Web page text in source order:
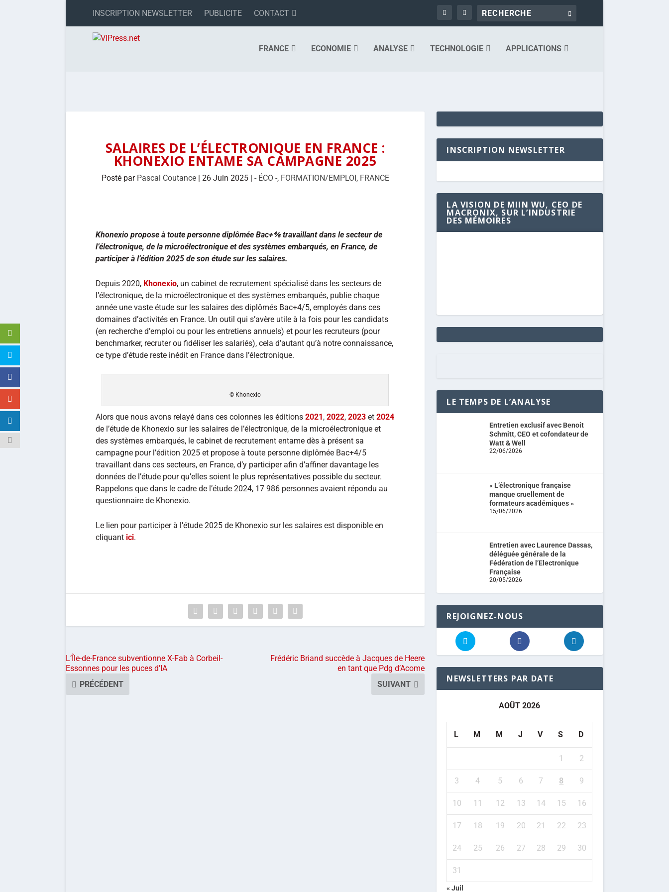
INSCRIPTION NEWSLETTER PUBLICITE CONTACT
FRANCE ECONOMIE ANALYSE TECHNOLOGIE APPLICATIONS
SALAIRES DE L’ÉLECTRONIQUE EN FRANCE :
KHONEXIO ENTAME SA CAMPAGNE 2025
Posté par Pascal Coutance| 26 Juin 2025| - ÉCO -, FORMATION/EMPLOI, FRANCE
Khonexio propose à toute personne diplômée Bac+⅘ travaillant dans le secteur de
l’électronique, de la microélectronique et des systèmes embarqués, en France, de
participer à l’édition 2025 de son étude sur les salaires.
Depuis 2020, Khonexio, un cabinet de recrutement spécialisé dans les secteurs de
l’électronique, de la microélectronique et des systèmes embarqués, publie chaque
année une vaste étude sur les salaires des diplômés Bac+4/5, employés dans ces
domaines d’activités en France. Un outil qui s’avère utile à la fois pour les candidats
(en recherche d’emploi ou pour les entretiens annuels) et pour les recruteurs (pour
benchmarker, recruter ou fidéliser les salariés), cela d’autant qu’à notre connaissance,
ce type d’étude reste inédit en France dans l’électronique.
© Khonexio
Alors que nous avons relayé dans ces colonnes les éditions 2021 , 2022, 2023 et 2024
de l’étude de Khonexio sur les salaires de l’électronique, de la microélectronique et
des systèmes embarqués, le cabinet de recrutement entame dès à présent sa
campagne pour l’édition 2025 et propose à toute personne diplômée Bac+4/5
travaillant dans ces secteurs, en France, d’y participer afin d’affiner davantage les
données de l’étude pour qu’elles soient le plus représentatives possible du secteur.
Rappelons que dans le cadre de l’étude 2024, 17 986 personnes avaient répondu au
questionnaire de Khonexio.
Le lien pour participer à l’étude 2025 de Khonexio sur les salaires est disponible en
cliquant ici.
L’Île-de-France subventionne X-Fab à Corbeil-
Essonnes pour les puces d’IA
PRÉCÉDENT
Frédéric Briand succède à Jacques de Heere
en tant que Pdg d’Acome
SUIVANT
INSCRIPTION NEWSLETTER
LA VISION DE MIIN WU, CEO DE
MACRONIX, SUR L’INDUSTRIE
DES MÉMOIRES
LE TEMPS DE L’ANALYSE
Entretien exclusif avec Benoit
Schmitt, CEO et cofondateur de
Watt & Well
22/06/2026
« L’électronique française
manque cruellement de
formateurs académiques »
15/06/2026
Entretien avec Laurence Dassas,
déléguée générale de la
Fédération de l’Electronique
Française
20/05/2026
REJOIGNEZ-NOUS
NEWSLETTERS PAR DATE
AOÛT 2026
L M M J V S D
1 2
3 4 5 6 7 8 9
10 11 12 13 14 15 16
17 18 19 20 21 22 23
24 25 26 27 28 29 30
31
« Juil